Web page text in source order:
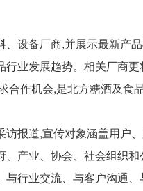
设备厂商,并展示最新产
业发展趋势。相关厂商
作机会,是北方糖酒及食
报道,宣传对象涵盖用户
产业、协会、社会组织
行业交流、与客户沟通、